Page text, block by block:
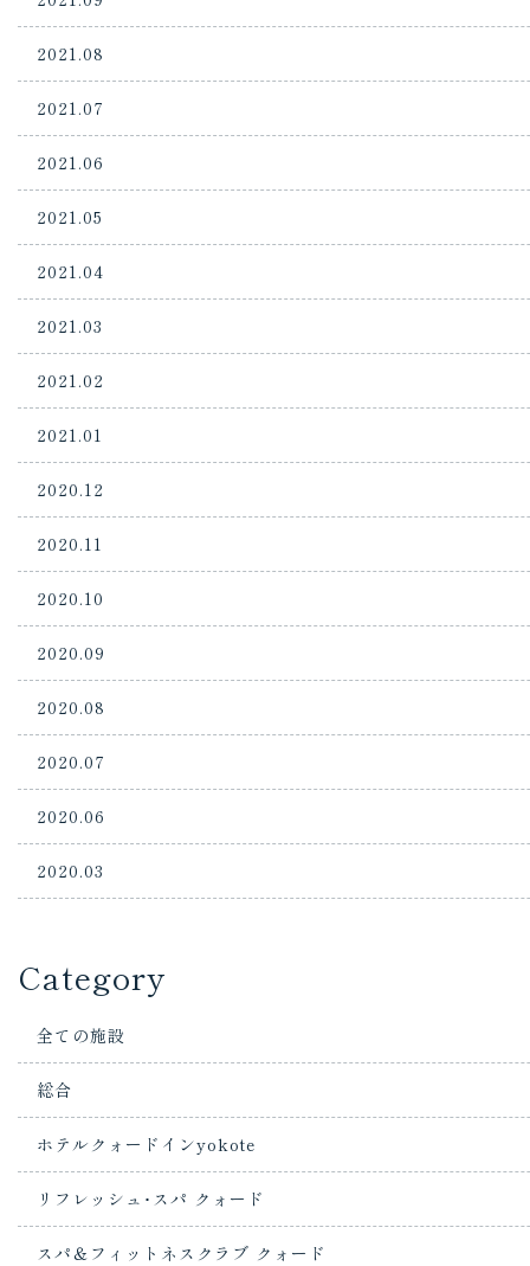
2021.08
2021.07
2021.06
2021.05
2021.04
2021.03
2021.02
2021.01
2020.12
2020.11
2020.10
2020.09
2020.08
2020.07
2020.06
2020.03
Category
全ての施設
総合
ホテルクォードインyokote
リフレッシュ･スパ クォード
スパ＆フィットネスクラブ クォード